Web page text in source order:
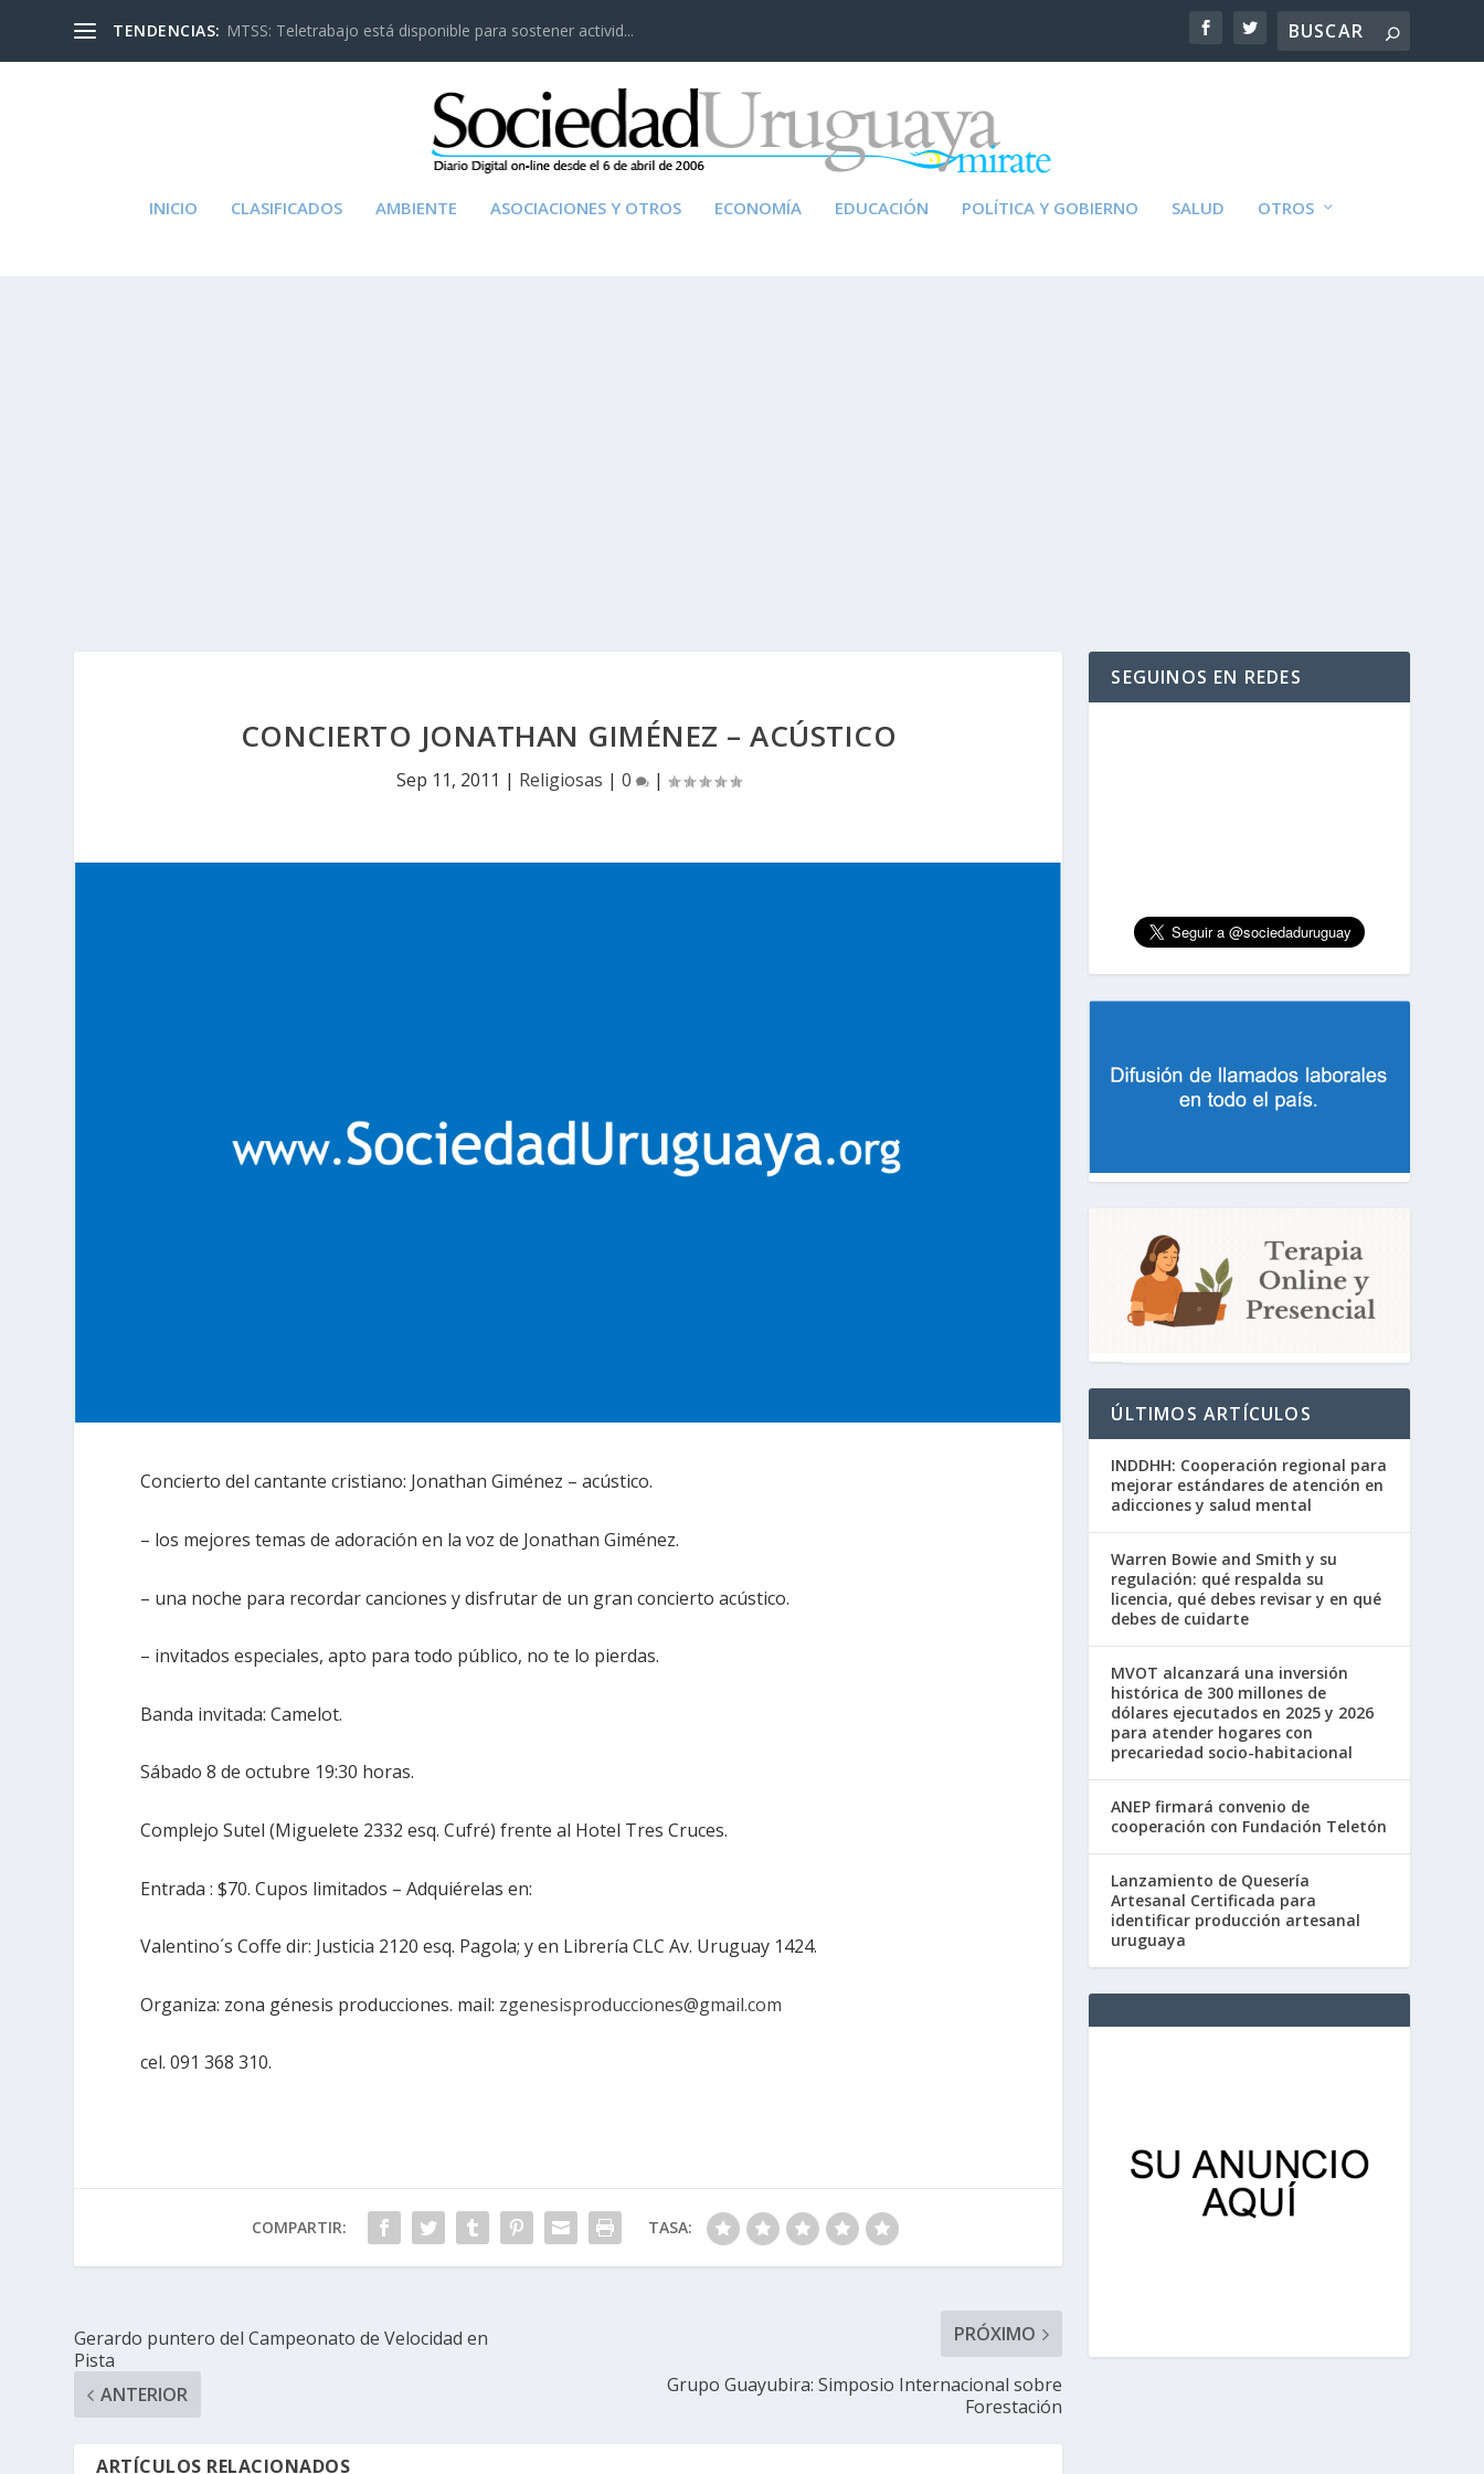
TENDENCIAS: MTSS: Teletrabajo está disponible para sostener activid...
INICIO CLASIFICADOS AMBIENTE ASOCIACIONES Y OTROS ECONOMÍA EDUCACIÓN POLÍTICA Y GOBIERNO SALUD OTROS
CONCIERTO JONATHAN GIMÉNEZ – ACÚSTICO
Sep 11, 2011 | Religiosas | 0 |
Concierto del cantante cristiano: Jonathan Giménez – acústico.
– los mejores temas de adoración en la voz de Jonathan Giménez.
– una noche para recordar canciones y disfrutar de un gran concierto acústico.
– invitados especiales, apto para todo público, no te lo pierdas.
Banda invitada: Camelot.
Sábado 8 de octubre 19:30 horas.
Complejo Sutel (Miguelete 2332 esq. Cufré) frente al Hotel Tres Cruces.
Entrada : $70. Cupos limitados – Adquiérelas en:
Valentino´s Coffe dir: Justicia 2120 esq. Pagola; y en Librería CLC Av. Uruguay 1424.
Organiza: zona génesis producciones. mail: zgenesisproducciones@gmail.com
cel. 091 368 310.
COMPARTIR: TASA:
Gerardo puntero del Campeonato de Velocidad en
Pista
ANTERIOR
PRÓXIMO
Grupo Guayubira: Simposio Internacional sobre
Forestación
ARTÍCULOS RELACIONADOS
SEGUINOS EN REDES
ÚLTIMOS ARTÍCULOS
INDDHH: Cooperación regional para
mejorar estándares de atención en
adicciones y salud mental
Warren Bowie and Smith y su
regulación: qué respalda su
licencia, qué debes revisar y en qué
debes de cuidarte
MVOT alcanzará una inversión
histórica de 300 millones de
dólares ejecutados en 2025 y 2026
para atender hogares con
precariedad socio-habitacional
ANEP firmará convenio de
cooperación con Fundación Teletón
Lanzamiento de Quesería
Artesanal Certificada para
identificar producción artesanal
uruguaya